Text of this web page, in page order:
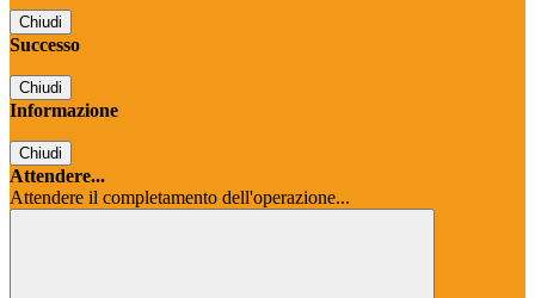
Chiudi
Successo
Chiudi
Informazione
Chiudi
Attendere...
Attendere il completamento dell'operazione...